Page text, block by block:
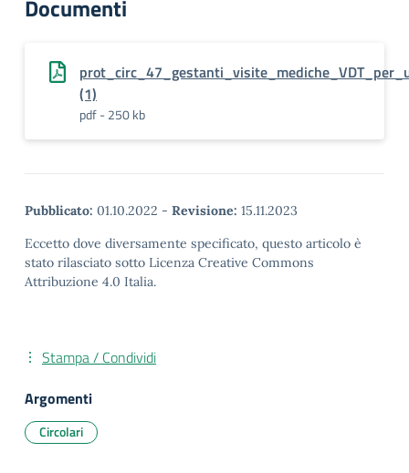
Documenti
(1)
pdf - 250 kb
Pubblicato: 01.10.2022 - Revisione: 15.11.2023
Eccetto dove diversamente specificato, questo articolo è
stato rilasciato sotto Licenza Creative Commons
Attribuzione 4.0 Italia.
Stampa / Condividi
Argomenti
Circolari